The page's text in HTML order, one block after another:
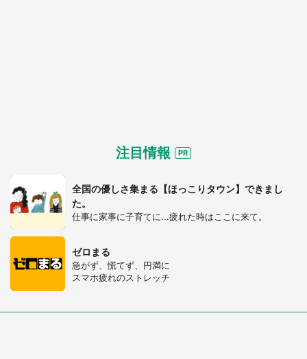
注目情報
全国の優しさ集まる【ほっこりタウン】できまし
た。
仕事に家事に子育てに...疲れた時はここに来て。
ゼロまる
急がず、慌てず、円満に
スマホ疲れのストレッチ